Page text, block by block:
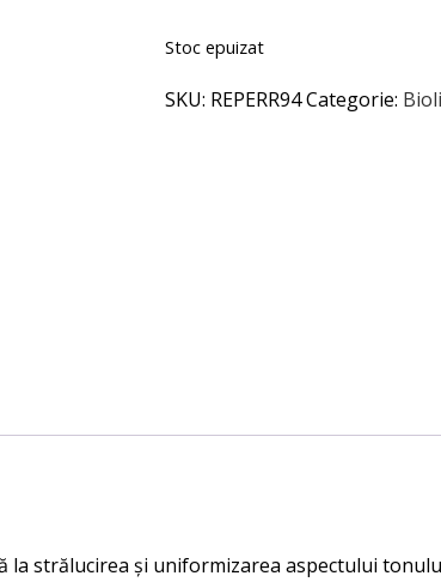
Stoc epuizat
SKU: REPERR94Categorie:
la strălucirea și uniformizarea aspectului